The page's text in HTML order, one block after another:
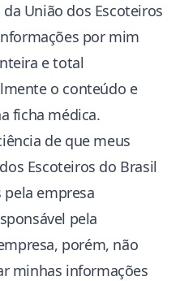
União dos Escoteiros
por mim
e total
o conteúdo e
ficha médica.
de que meus
Escoteiros do Brasil
pela empresa
pela
porém, não
minhas informações